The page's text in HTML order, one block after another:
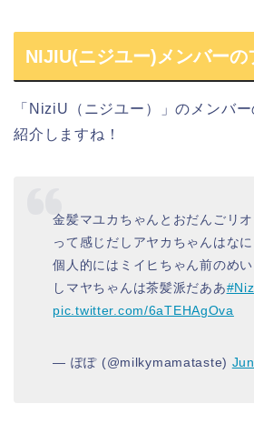
NIJIU(ニジユー)メンバーの
「 NiziU（ニジユー） 」の メンバ
紹介しますね！
金髪マユカちゃんとおだんごリ
って感じだしアヤカちゃんはな
個人的にはミイヒちゃん前のめ
しマヤちゃんは茶髪派だああ
pic.twitter.com/6aTEHAgOva
— ぽぽ (@milkymamataste)